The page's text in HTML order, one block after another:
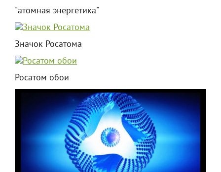
"атомная энергетика"
Значок Росатома
Росатом обои